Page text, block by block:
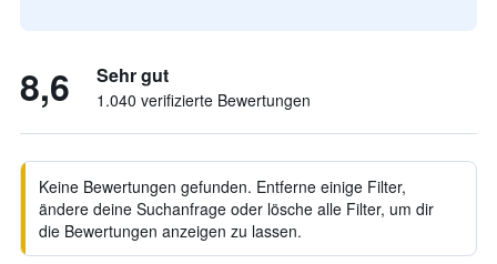
8,6 Sehr gut
1.040 verifizierte Bewertungen
Keine Bewertungen gefunden. Entferne einige Filter,
ändere deine Suchanfrage oder lösche alle Filter, um dir
die Bewertungen anzeigen zu lassen.